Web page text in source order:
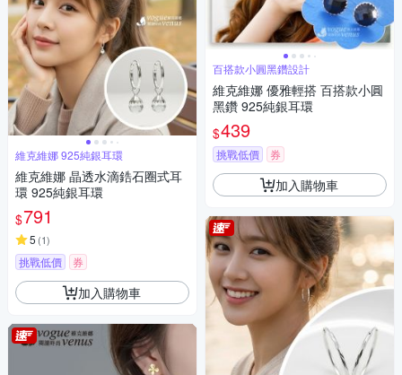
維克維娜 925純銀耳環
維克維娜 晶透水滴鋯石圈式耳
環 925純銀耳環
$791
5 (1)
挑戰低價 券
加入購物車
百搭款小圓黑鑽設計
維克維娜 優雅輕搭 百搭款小圓
黑鑽 925純銀耳環
$439
挑戰低價 券
加入購物車